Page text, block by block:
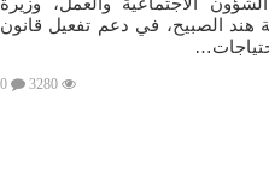
هند الصبيح، في دعم تفعيل قانون